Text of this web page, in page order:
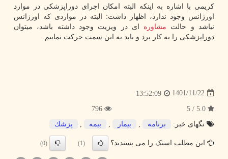
کریمی با اشاره به اینکه البته امکان اجرای دوراپزشکی در موارد
اورژانس وجود ندارد، اظهار داشت: البته در مواردی که اورژانس
نباشد و حالت مشاوره ای در ویزیت وجود داشته باشد، میتوان
دوراپزشکی را به کار برد و باید به این سمت حرکت نماییم.
1401/11/22
13:52:09
تگهای خبر:
برنامه , بیمار , بیمه , پزشك
این مطلب اسنک را می پسندید؟ (1)
(0)